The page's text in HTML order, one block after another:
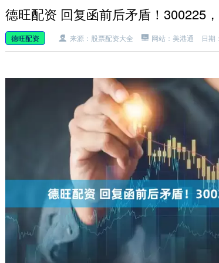
德旺配资 回复函前后矛盾！300225
德旺配资 来源：股票配资大全 网站：美港通 日期